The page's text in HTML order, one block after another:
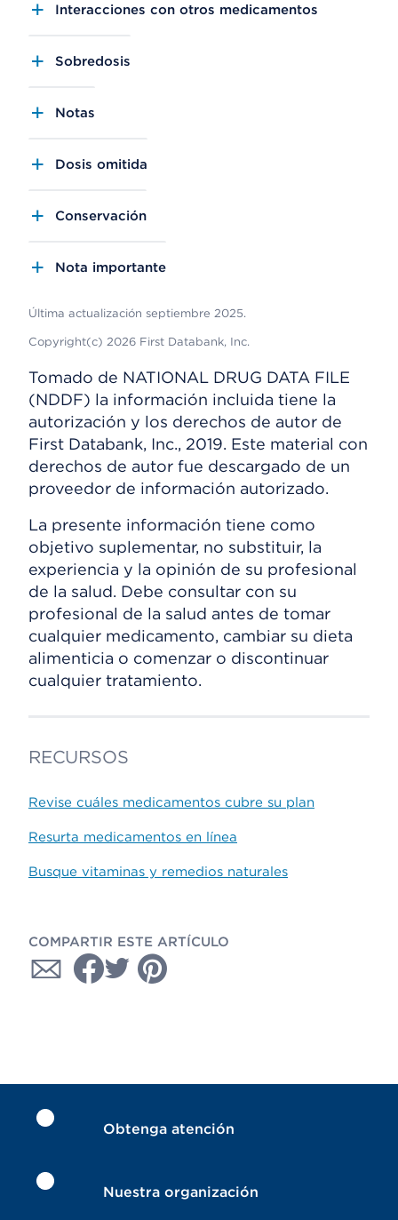
Interacciones con otros medicamentos
Sobredosis
Notas
Dosis omitida
Conservación
Nota importante
Última actualización septiembre 2025.
Copyright(c) 2026 First Databank, Inc.
Tomado de NATIONAL DRUG DATA FILE
(NDDF) la información incluida tiene la
autorización y los derechos de autor de
First Databank, Inc., 2019. Este material con
derechos de autor fue descargado de un
proveedor de información autorizado.
La presente información tiene como
objetivo suplementar, no substituir, la
experiencia y la opinión de su profesional
de la salud. Debe consultar con su
profesional de la salud antes de tomar
cualquier medicamento, cambiar su dieta
alimenticia o comenzar o discontinuar
cualquier tratamiento.
RECURSOS
Revise cuáles medicamentos cubre su plan
Resurta medicamentos en línea
Busque vitaminas y remedios naturales
COMPARTIR ESTE ARTÍCULO
Obtenga atención
Nuestra organización